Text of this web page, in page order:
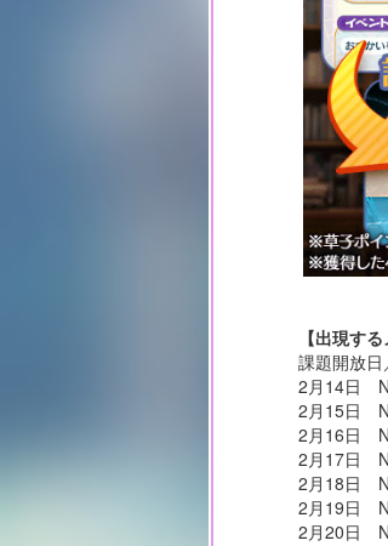
【出現す
課題開放
2月14日
2月15日
2月16日
2月17日
2月18日
2月19日
2月20日